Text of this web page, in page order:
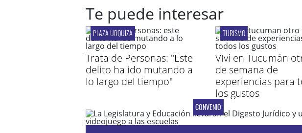
Te puede interesar
PLAZA URQUIZA
Trata de Personas: "Este
delito ha ido mutando a
lo largo del tiempo"
TURISMO
Viví en Tucumán
de semana de
experiencias para
los gustos
CONVENIO